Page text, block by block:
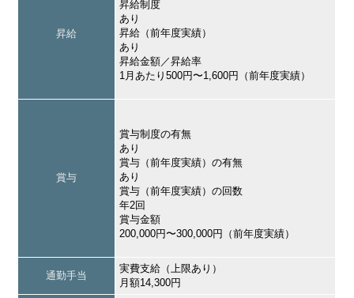
昇給
昇給制度
あり
昇給（前年度実績）
あり
昇給金額／昇給率
1月あたり500円〜1,600円（前年度実績）
賞与
賞与制度の有無
あり
賞与（前年度実績）の有無
あり
賞与（前年度実績）の回数
年2回
賞与金額
200,000円〜300,000円（前年度実績）
通勤手当
実費支給（上限あり）
月額14,300円